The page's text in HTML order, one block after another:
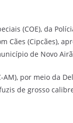
(COE), da
Cães (Cipcães),
de Novo
por meio da
de grosso